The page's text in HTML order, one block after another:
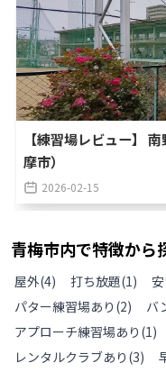
【練習場レビュー】
摩市）
2026-02-15
青梅市内で特徴から
屋外(4) 打ち放題(1)
パター練習場あり (2) バ
アプローチ練習場あり (1)
レンタルクラブあり (3)